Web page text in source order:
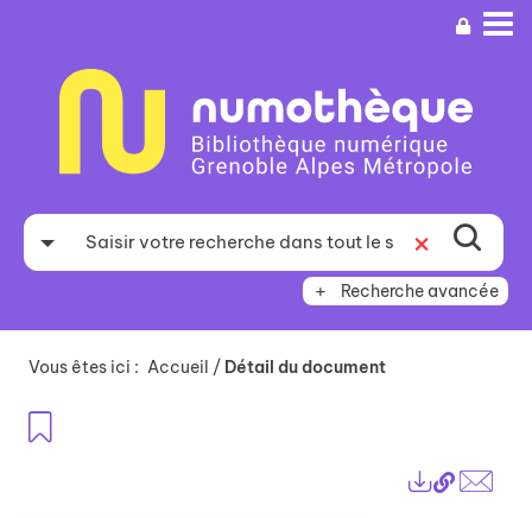
recherche
Recherche avancée
Vous êtes ici : Accueil / Détail du document
Lien